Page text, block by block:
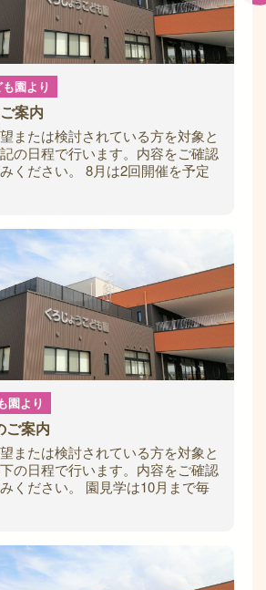
園より
案内
または検討されている方を対象と
の日程で行います。内容をご確認
ください。 8月は2回開催を予定
園より
案内
または検討されている方を対象と
の日程で行います。内容をご確認
ください。 園見学は10月まで毎